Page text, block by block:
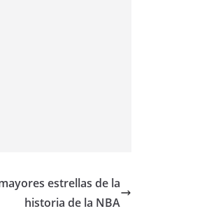
estrellas de la
historia de la NBA